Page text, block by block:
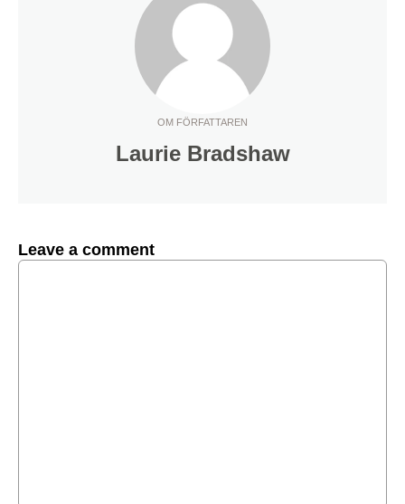
OM FÖRFATTAREN
Laurie Bradshaw